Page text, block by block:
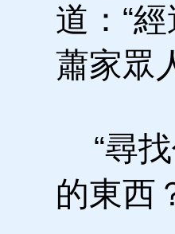
道：“
蕭家眾
“尋找
的東西